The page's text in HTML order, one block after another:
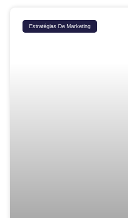
Estratégias De Marketing